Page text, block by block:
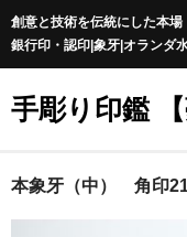
創意と技術を伝統にした本場
銀行印・認印|象牙|オランダ
手彫り印鑑 【
夢印TOP
本象牙（中） 角印